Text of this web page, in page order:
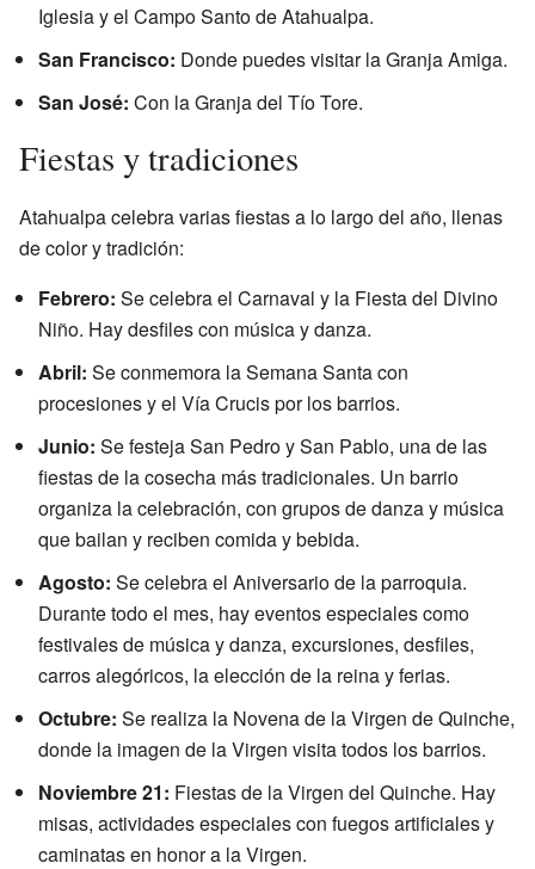
Iglesia y el Campo Santo de Atahualpa.
San Francisco: Donde puedes visitar la Granja Amiga.
San José: Con la Granja del Tío Tore.
Fiestas y tradiciones
Atahualpa celebra varias fiestas a lo largo del año, llenas
de color y tradición:
Febrero: Se celebra el Carnaval y la Fiesta del Divino
Niño. Hay desfiles con música y danza.
Abril: Se conmemora la Semana Santa con
procesiones y el Vía Crucis por los barrios.
Junio: Se festeja San Pedro y San Pablo, una de las
fiestas de la cosecha más tradicionales. Un barrio
organiza la celebración, con grupos de danza y música
que bailan y reciben comida y bebida.
Agosto: Se celebra el Aniversario de la parroquia.
Durante todo el mes, hay eventos especiales como
festivales de música y danza, excursiones, desfiles,
carros alegóricos, la elección de la reina y ferias.
Octubre: Se realiza la Novena de la Virgen de Quinche,
donde la imagen de la Virgen visita todos los barrios.
Noviembre 21: Fiestas de la Virgen del Quinche. Hay
misas, actividades especiales con fuegos artificiales y
caminatas en honor a la Virgen.